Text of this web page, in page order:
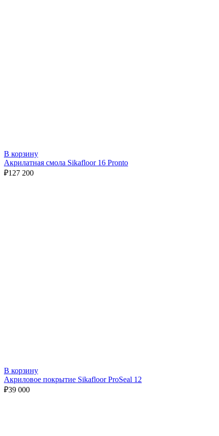
В корзину
Акрилатная смола Sikafloor 16 Pronto
₽127 200
В корзину
Акриловое покрытие Sikafloor ProSeal 12
₽39 000